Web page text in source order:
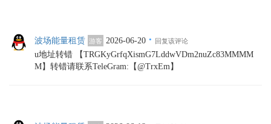
波场能量租赁 游客 2026-06-20 · 回复该评论
u地址转错 【TRGKyGrfqXismG7LddwVDm2nuZc83MMMM
M】转错请联系TeleGram:【@TrxEm】